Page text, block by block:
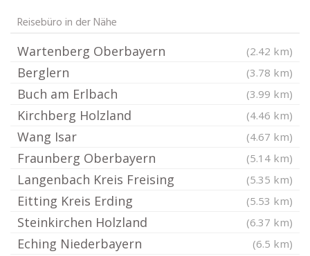
Reisebüro in der Nähe
Wartenberg Oberbayern (2.42 km)
Berglern (3.78 km)
Buch am Erlbach (3.99 km)
Kirchberg Holzland (4.46 km)
Wang Isar (4.67 km)
Fraunberg Oberbayern (5.14 km)
Langenbach Kreis Freising (5.35 km)
Eitting Kreis Erding (5.53 km)
Steinkirchen Holzland (6.37 km)
Eching Niederbayern (6.5 km)